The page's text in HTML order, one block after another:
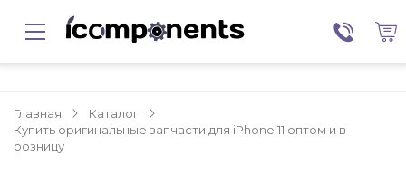
Главная
Каталог
Купить оригинальные запчасти для iPhone 11 оптом и в
розницу